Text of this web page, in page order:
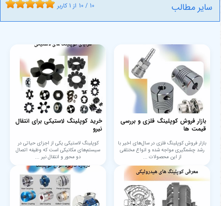
سایر مطالب 10 / 10 از 1 کاربر
بازار فروش کوپلینگ فلزی و بررسی
قیمت ها
بازار فروش کوپلینگ فلزی در سال‌های اخیر با
رشد چشمگیری مواجه شده و انواع مختلفی
از این محصولات ...
خرید کوپلینگ لاستیکی برای انتقال
نیرو
کوپلینگ لاستیکی یکی از اجزای حیاتی در
سیستم‌های مکانیکی است که وظیفه اتصال
دو محور و انتقال نیر ...